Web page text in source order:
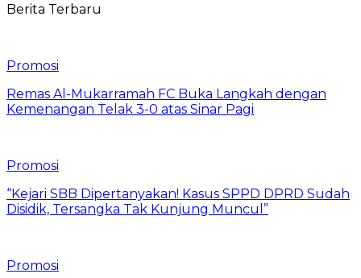
Berita Terbaru
Promosi
Remas Al-Mukarramah FC Buka Langkah dengan
Kemenangan Telak 3-0 atas Sinar Pagi
Promosi
“Kejari SBB Dipertanyakan! Kasus SPPD DPRD Sudah
Disidik, Tersangka Tak Kunjung Muncul”
Promosi